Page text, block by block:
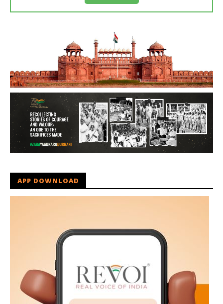
APP DOWNLOAD